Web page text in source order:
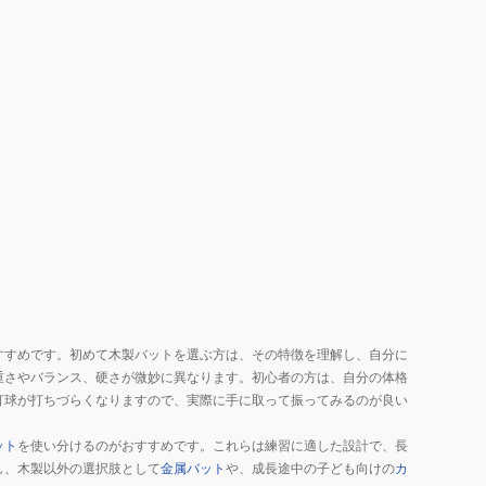
めです。初めて木製バットを選ぶ方は、その特徴を理解し、自分に
やバランス、硬さが微妙に異なります。初心者の方は、自分の体格
が打ちづらくなりますので、実際に手に取って振ってみるのが良い
を使い分けるのがおすすめです。これらは練習に適した設計で、長
木製以外の選択肢として金属バット や、成長途中の子ども向けのカ